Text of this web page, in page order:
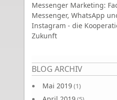
Messenger Marketing:
Messenger, WhatsApp
Instagram - die
Zukunft
BLOG ARCHIV
Mai 2019(1)
Seiten